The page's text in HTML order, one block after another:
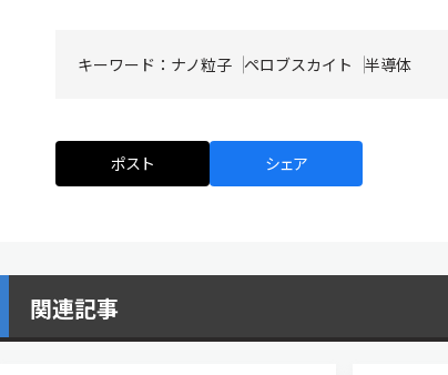
キーワード： ナノ粒子 ペロブスカイト 半導体
ポスト シェア
関連記事